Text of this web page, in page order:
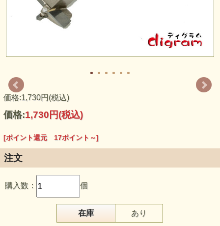
価格:1,730円(税込)
価格:1,730円(税込)
[ポイント還元 17ポイント～]
注文
購入数： 個
在庫 あり